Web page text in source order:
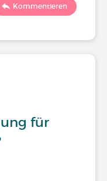
Kommentieren
für